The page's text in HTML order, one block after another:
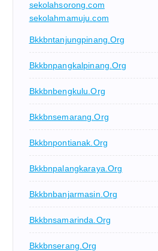
sekolahsorong.com
sekolahmamuju.com
Bkkbntanjungpinang.org
Bkkbnpangkalpinang.org
Bkkbnbengkulu.org
Bkkbnsemarang.org
Bkkbnpontianak.org
Bkkbnpalangkaraya.org
Bkkbnbanjarmasin.org
Bkkbnsamarinda.org
Bkkbnserang.org